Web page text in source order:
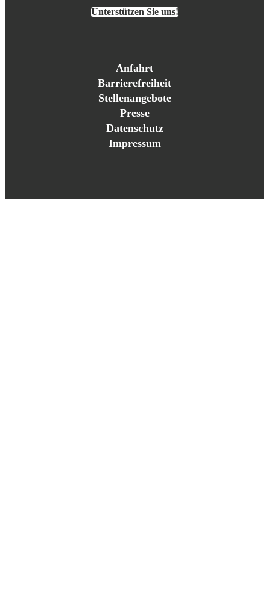
Unterstützen Sie uns!
Anfahrt
Barrierefreiheit
Stellenangebote
Presse
Datenschutz
Impressum